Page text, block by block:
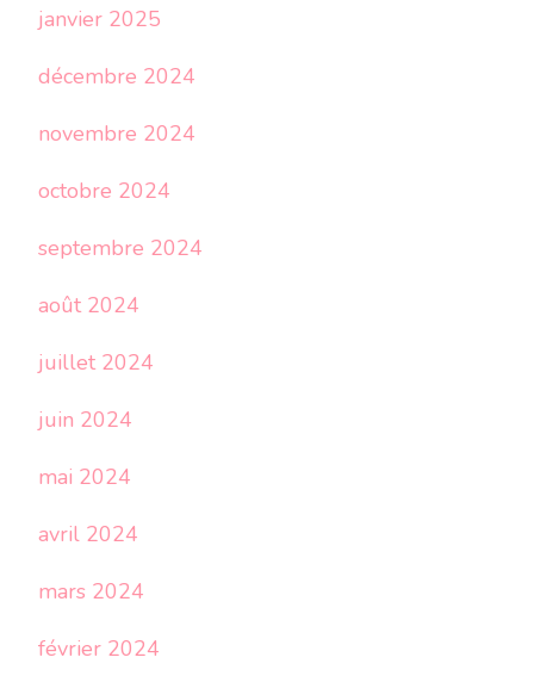
janvier 2025
décembre 2024
novembre 2024
octobre 2024
septembre 2024
août 2024
juillet 2024
juin 2024
mai 2024
avril 2024
mars 2024
février 2024